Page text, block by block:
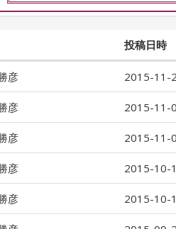
投稿日時
彦 2015-11-
彦 2015-11-
彦 2015-11-
彦 2015-10-
彦 2015-10-